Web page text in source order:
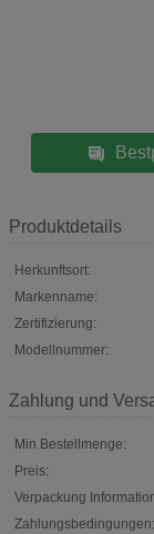
Produktdetails
Herkunftsort:
Markenname:
Zertifizierung:
Modellnummer:
Zahlung und
Min Bestellmenge:
Preis:
Verpackung
Zahlungsbedingungen: